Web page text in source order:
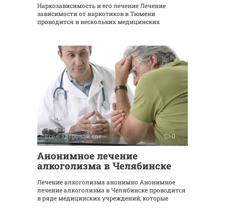
Наркозависимость и его лечение Лечение
зависимости от наркотиков в Тюмени
проводится в нескольких медицинских
Все о здоровой еде 0
Анонимное лечение
алкоголизма в Челябинске
Лечение алкоголизма анонимно Анонимное
лечение алкоголизма в Челябинске проводится
в ряде медицинских учреждений, которые